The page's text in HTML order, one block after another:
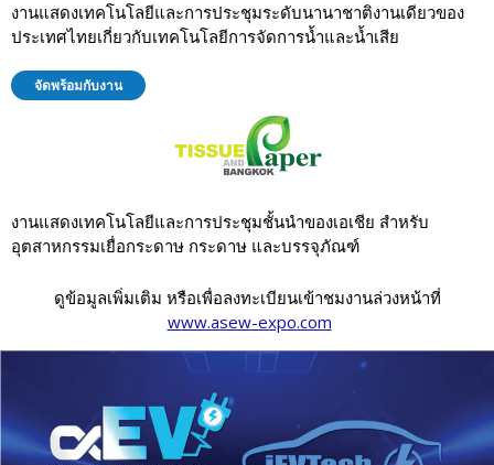
งานแสดงเทคโนโลยีและการประชุมระดับนานาชาติงานเดียวของ
ประเทศไทยเกี่ยวกับเทคโนโลยีการจัดการน้ำและน้ำเสีย
จัดพร้อมกับงาน
งานแสดงเทคโนโลยีและการประชุมชั้นนำของเอเชีย สำหรับ
อุตสาหกรรมเยื่อกระดาษ กระดาษ และบรรจุภัณฑ์
ดูข้อมูลเพิ่มเติม หรือเพื่อลงทะเบียนเข้าชมงานล่วงหน้าที่
www.asew-expo.com